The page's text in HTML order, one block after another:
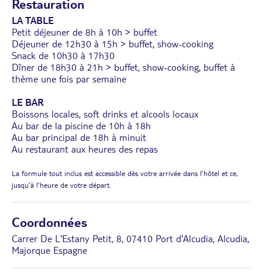
Restauration
LA TABLE
Petit déjeuner de 8h à 10h > buffet
Déjeuner de 12h30 à 15h > buffet, show-cooking
Snack de 10h30 à 17h30
Dîner de 18h30 à 21h > buffet, show-cooking, buffet à
thème une fois par semaine
LE BAR
Boissons locales, soft drinks et alcools locaux
Au bar de la piscine de 10h à 18h
Au bar principal de 18h à minuit
Au restaurant aux heures des repas
La formule tout inclus est accessible dès votre arrivée dans l’hôtel et ce,
jusqu’à l’heure de votre départ.
Coordonnées
Carrer De L'Estany Petit, 8, 07410 Port d'Alcudia, Alcudia,
Majorque Espagne